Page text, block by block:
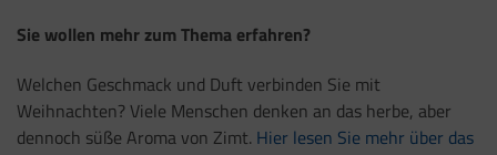
Sie wollen mehr zum Thema erfahren?
Welchen Geschmack und Duft verbinden Sie mit
Weihnachten? Viele Menschen denken an das herbe, aber
dennoch süße Aroma von Zimt. Hier lesen Sie mehr über das